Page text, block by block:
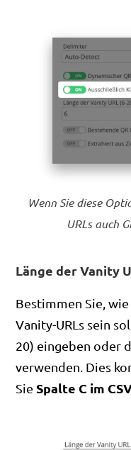
Wenn Sie diese
URLs auch
Länge der Vanity
Bestimmen Sie,
Vanity-URLs sein
20) eingeben oder
verwenden. Dies
SieSpalte C im